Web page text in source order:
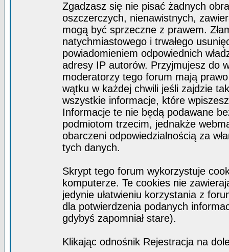
Zgadzasz się nie pisać żadnych
oszczerczych, nienawistnych,
mogą być sprzeczne z prawem.
natychmiastowego i trwałego
powiadomieniem odpowiednich
adresy IP autorów. Przyjmujesz do
moderatorzy tego forum mają
wątku w każdej chwili jeśli zajdzie
wszystkie informacje, które
Informacje te nie będą podawane
podmiotom trzecim, jednakże
obarczeni odpowiedzialnością za
tych danych.
Skrypt tego forum wykorzystuje
komputerze. Te cookies nie
jedynie ułatwieniu korzystania z
dla potwierdzenia podanych
gdybyś zapomniał stare).
Klikając odnośnik Rejestracja na